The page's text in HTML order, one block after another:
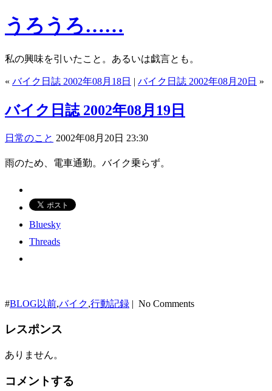
うろうろ……
私の興味を引いたこと。あるいは戯言とも。
« バイク日誌 2002年08月18日 | バイク日誌 2002年08月20日 »
バイク日誌 2002年08月19日
日常のこと 2002年08月20日 23:30
雨のため、電車通勤。バイク乗らず。
Bluesky
Threads
#BLOG以前,バイク,行動記録 | No Comments
レスポンス
ありません。
コメントする